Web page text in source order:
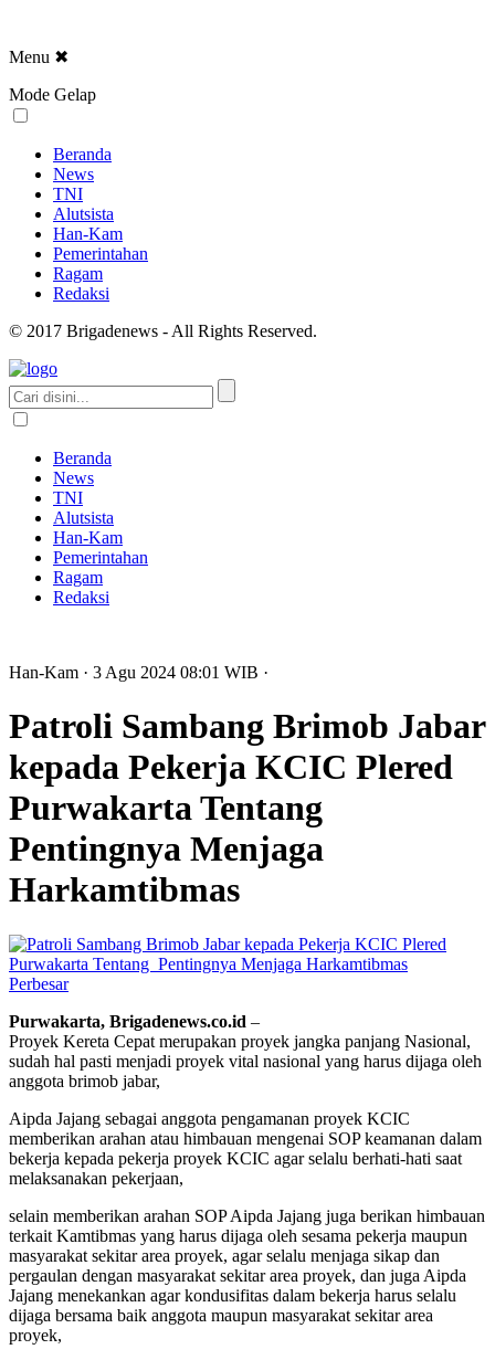
Menu ✖
Mode Gelap
Beranda
News
TNI
Alutsista
Han-Kam
Pemerintahan
Ragam
Redaksi
© 2017 Brigadenews - All Rights Reserved.
Beranda
News
TNI
Alutsista
Han-Kam
Pemerintahan
Ragam
Redaksi
Han-Kam · 3 Agu 2024 08:01 WIB ·
Patroli Sambang Brimob Jabar
kepada Pekerja KCIC Plered
Purwakarta Tentang
Pentingnya Menjaga
Harkamtibmas
Perbesar
Purwakarta, Brigadenews.co.id –
Proyek Kereta Cepat merupakan proyek jangka panjang Nasional,
sudah hal pasti menjadi proyek vital nasional yang harus dijaga oleh
anggota brimob jabar,
Aipda Jajang sebagai anggota pengamanan proyek KCIC
memberikan arahan atau himbauan mengenai SOP keamanan dalam
bekerja kepada pekerja proyek KCIC agar selalu berhati-hati saat
melaksanakan pekerjaan,
selain memberikan arahan SOP Aipda Jajang juga berikan himbauan
terkait Kamtibmas yang harus dijaga oleh sesama pekerja maupun
masyarakat sekitar area proyek, agar selalu menjaga sikap dan
pergaulan dengan masyarakat sekitar area proyek, dan juga Aipda
Jajang menekankan agar kondusifitas dalam bekerja harus selalu
dijaga bersama baik anggota maupun masyarakat sekitar area
proyek,